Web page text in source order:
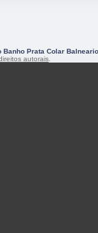
Banho Prata Colar
autorais